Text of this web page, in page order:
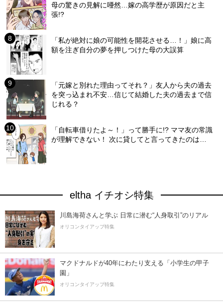
母の驚きの見解に唖然…嫁の高学歴が原因だと主
張!?
「私が絶対に娘の可能性を開花させる…！」娘に高
額を注ぎ自分の夢を押しつけた母の大誤算
「元嫁と別れた理由ってそれ？」友人から夫の過去
を突っ込まれ不安…信じて結婚した夫の過去まで信
じれる？
「自転車借りたよ～！」って勝手に!? ママ友の常識
が理解できない！ 次に貸してと言ってきたのは…
eltha イチオシ特集
川島海荷さんと学ぶ 日常に潜む“人身取引”のリアル
オリコンタイアップ特集
マクドナルドが40年にわたり支える「小学生の甲子
園」
オリコンタイアップ特集